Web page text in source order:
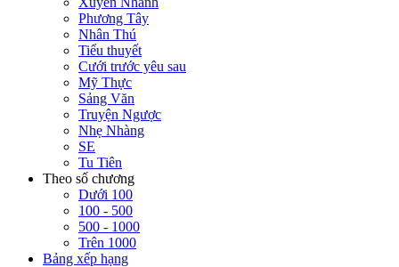
Phương Tây
Nhân Thú
Tiểu thuyết
Cưới trước yêu sau
Mỹ Thực
Sảng Văn
Truyện Ngược
Nhẹ Nhàng
SE
Tu Tiên
Theo số chương
Dưới 100
100 - 500
500 - 1000
Trên 1000
Bảng xếp hạng